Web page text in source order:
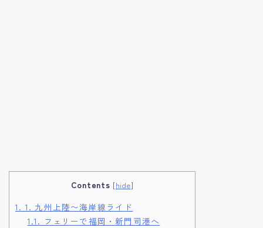
Contents [hide]
1. 1. 九州上陸〜海岸線ライド
1.1. フェリーで福岡・新門司港へ